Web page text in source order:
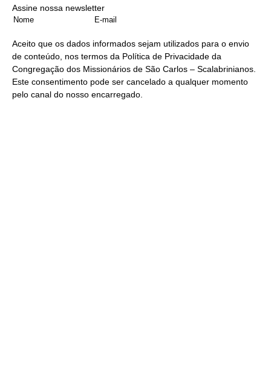
Assine nossa newsletter
Aceito que os dados informados sejam utilizados para o envio
de conteúdo, nos termos da Política de Privacidade da
Congregação dos Missionários de São Carlos – Scalabrinianos.
Este consentimento pode ser cancelado a qualquer momento
pelo canal do nosso encarregado.